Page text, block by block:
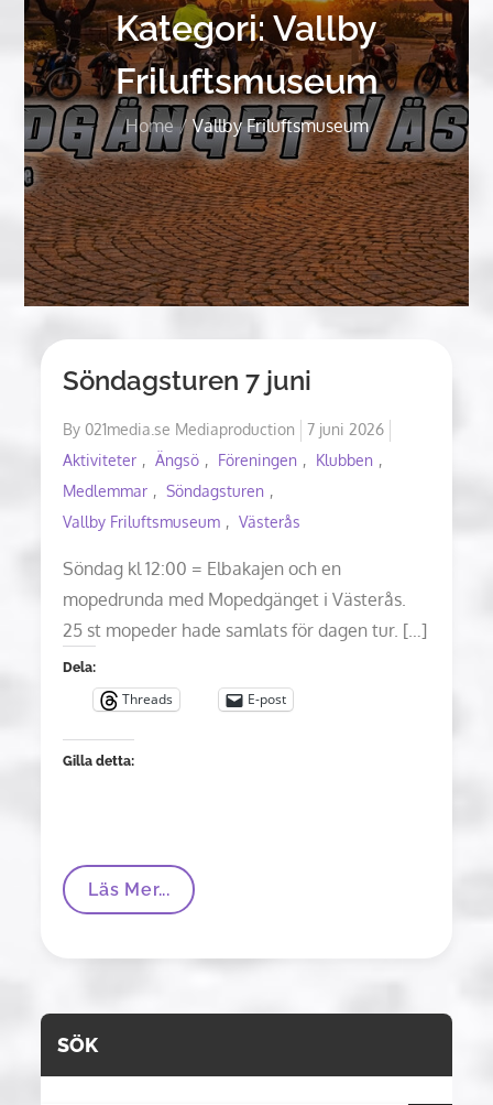
Kategori:Vallby
Friluftsmuseum
Home Vallby Friluftsmuseum
Söndagsturen 7 juni
By021media.se Mediaproduction
Posted
on
7 juni 2026
Aktiviteter
Ängsö Föreningen
Klubben
Medlemmar
Söndagsturen
Vallby Friluftsmuseum
Västerås
Söndag kl 12:00 = Elbakajen och en
mopedrunda med Mopedgänget i Västerås.
25 st mopeder hade samlats för dagen tur. […]
Dela:
Threads E-post
Gilla detta:
Söndagsturen
Läs Mer...
SÖK